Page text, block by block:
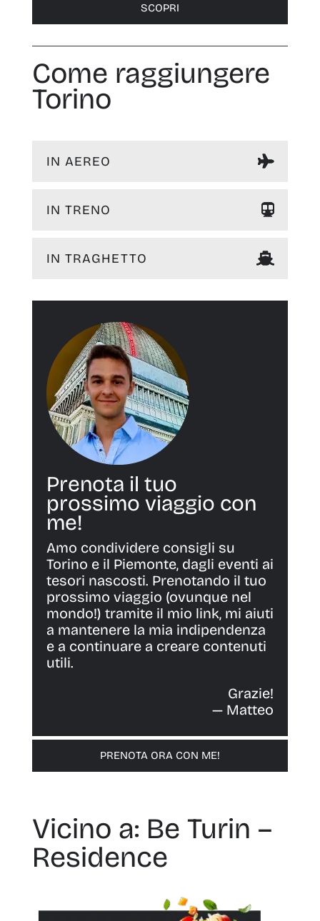
SCOPRI
Come raggiungere
Torino
IN AEREO
IN TRENO
IN TRAGHETTO
Prenota il tuo
prossimo viaggio con
me!
Amo condividere consigli su
Torino e il Piemonte, dagli eventi ai
tesori nascosti. Prenotando il tuo
prossimo viaggio (ovunque nel
mondo!) tramite il mio link, mi aiuti
a mantenere la mia indipendenza
e a continuare a creare contenuti
utili.
Grazie!
— Matteo
PRENOTA ORA CON ME!
Vicino a: Be Turin –
Residence